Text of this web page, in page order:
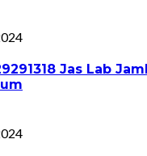
Jas Lab